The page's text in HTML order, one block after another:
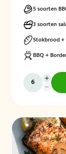
stokbrood.
meegeleverd en
genieten van een
5 soorten
3 soorten
Stokbrood +
BBQ +